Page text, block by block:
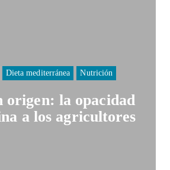
Dieta mediterránea Nutrición
origen: la opacidad
a los agricultores